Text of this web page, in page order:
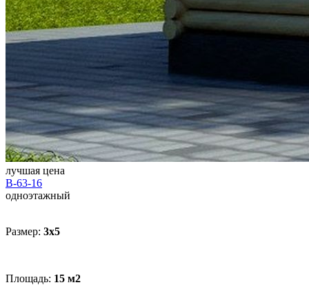
лучшая цена
В-63-16
одноэтажный
Размер: 3x5
Площадь: 15 м2